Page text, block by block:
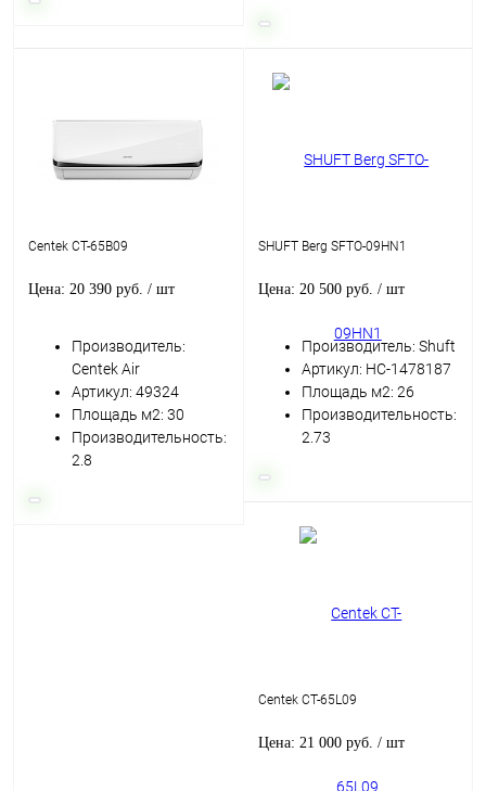
Centek CT-65B09
Цена: 20 390 руб. / шт
Производитель:
Centek Air
Артикул: 49324
Площадь м2: 30
Производительность:
2.8
SHUFT Berg SFTO-09HN1
Цена: 20 500 руб. / шт
Производитель: Shuft
Артикул: НС-1478187
Площадь м2: 26
Производительность:
2.73
Centek CT-65L09
Цена: 21 000 руб. / шт